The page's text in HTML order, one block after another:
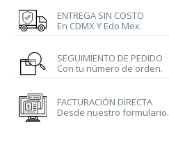
ENTREGA SIN COSTO
En CDMX Y Edo Mex.
SEGUIMIENTO DE PEDIDO
Con tu número de orden.
FACTURACIÓN DIRECTA
Desde nuestro formulario.